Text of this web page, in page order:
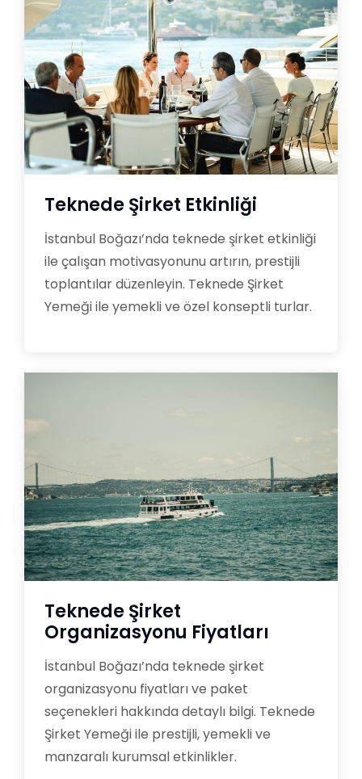
Teknede Şirket Etkinliği
İstanbul Boğazı’nda teknede şirket etkinliği
ile çalışan motivasyonunu artırın, prestijli
toplantılar düzenleyin. Teknede Şirket
Yemeği ile yemekli ve özel konseptli turlar.
Teknede Şirket
Organizasyonu Fiyatları
İstanbul Boğazı’nda teknede şirket
organizasyonu fiyatları ve paket
seçenekleri hakkında detaylı bilgi. Teknede
Şirket Yemeği ile prestijli, yemekli ve
manzaralı kurumsal etkinlikler.